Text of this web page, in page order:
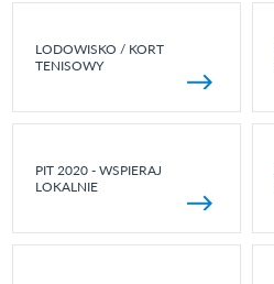
LODOWISKO / KORT
TENISOWY
PIT 2020 - WSPIERAJ
LOKALNIE